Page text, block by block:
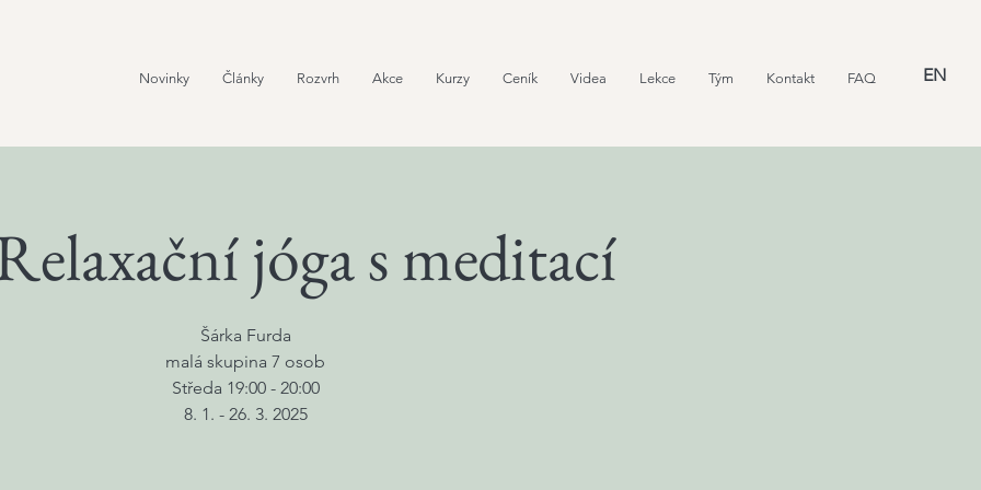
Novinky Články Rozvrh Akce Kurzy Ceník Videa Lekce Tým Kontakt FAQ EN
jóga s meditací
Šárka Furda
malá skupina 7 osob
Středa 19:00 - 20:00
8. 1. - 26. 3. 2025